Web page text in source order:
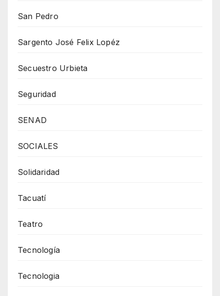
San Pedro
Sargento José Felix Lopéz
Secuestro Urbieta
Seguridad
SENAD
SOCIALES
Solidaridad
Tacuatí
Teatro
Tecnología
Tecnologia